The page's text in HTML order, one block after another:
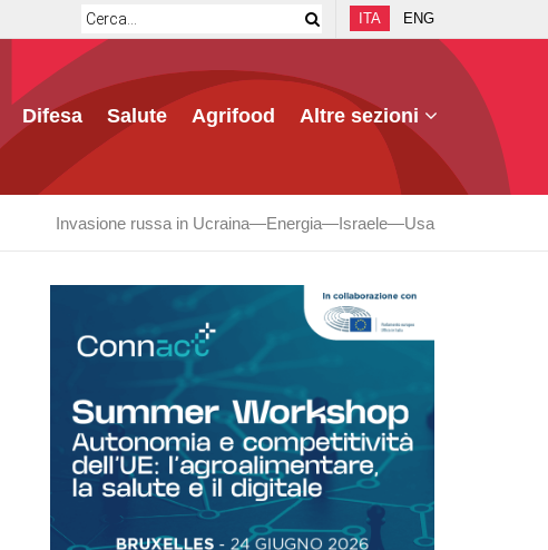
ITA ENG
Difesa Salute Agrifood Altre sezioni
Invasione russa in Ucraina Energia Israele Usa